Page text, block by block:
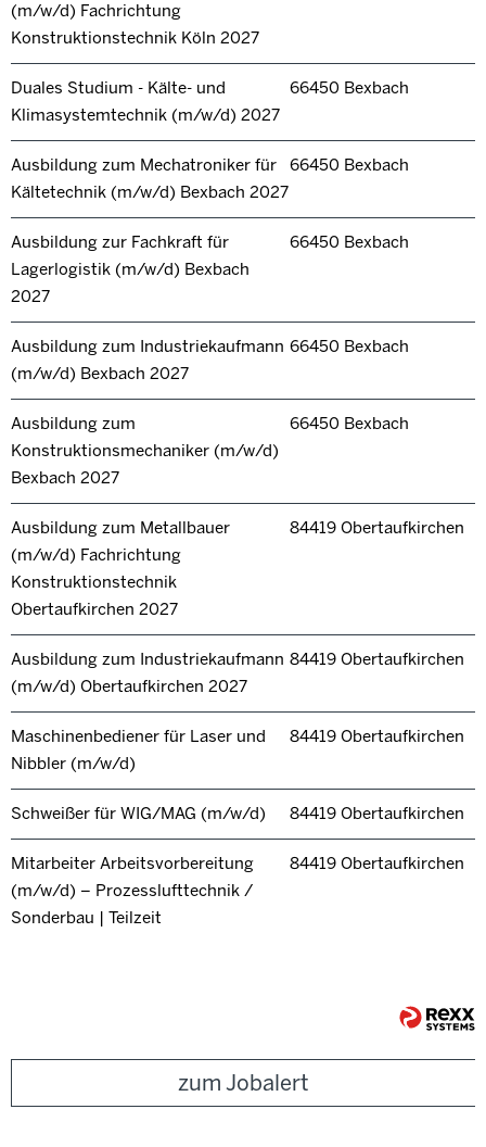
(m/w/d) Fachrichtung
Konstruktionstechnik Köln 2027
Duales Studium - Kälte- und
Klimasystemtechnik (m/w/d) 2027
66450 Bexbach
Ausbildung zum Mechatroniker für
Kältetechnik (m/w/d) Bexbach 2027
66450 Bexbach
Ausbildung zur Fachkraft für
Lagerlogistik (m/w/d) Bexbach
2027
66450 Bexbach
Ausbildung zum Industriekaufmann
(m/w/d) Bexbach 2027
66450 Bexbach
Ausbildung zum
Konstruktionsmechaniker (m/w/d)
Bexbach 2027
66450 Bexbach
Ausbildung zum Metallbauer
(m/w/d) Fachrichtung
Konstruktionstechnik
Obertaufkirchen 2027
84419 Obertaufkirchen
Ausbildung zum Industriekaufmann
(m/w/d) Obertaufkirchen 2027
84419 Obertaufkirchen
Maschinenbediener für Laser und
Nibbler (m/w/d)
84419 Obertaufkirchen
Schweißer für WIG/MAG (m/w/d) 84419 Obertaufkirchen
Mitarbeiter Arbeitsvorbereitung
(m/w/d) – Prozesslufttechnik /
Sonderbau | Teilzeit
84419 Obertaufkirchen
zum Jobalert